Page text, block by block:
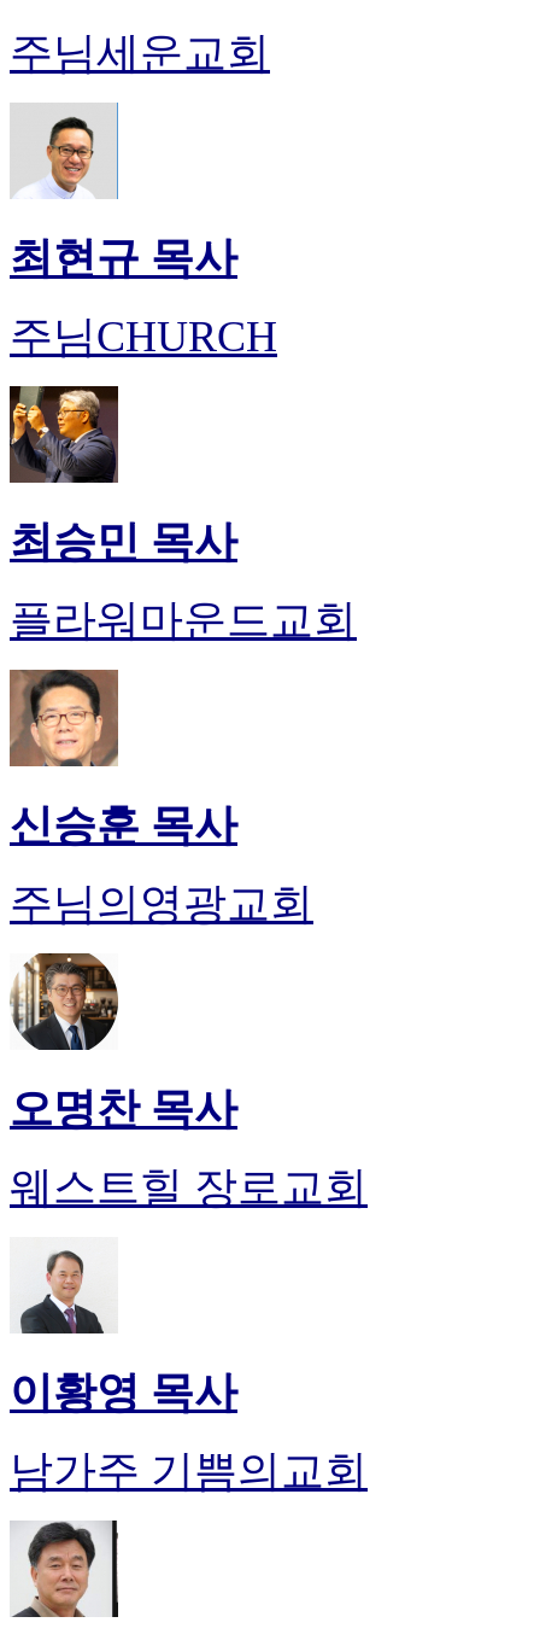
주님세운교회
최현규 목사
주님CHURCH
최승민 목사
플라워마운드교회
신승훈 목사
주님의영광교회
오명찬 목사
웨스트힐 장로교회
이황영 목사
남가주 기쁨의교회